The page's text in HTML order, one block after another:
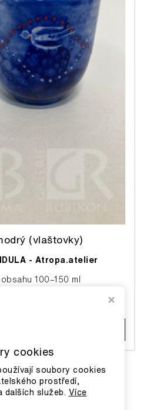
(vlaštovky)
- Atropa.atelier
100–150 ml
cookies
soubory cookies
prostředí,
dalších služeb. Více